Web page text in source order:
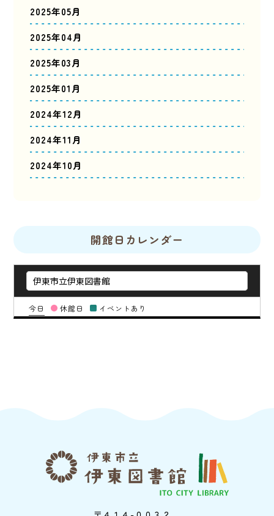
開館日カレンダー
今日 休館日 イベントあり
2025年05月
2025年04月
2025年03月
2025年01月
2024年12月
2024年11月
2024年10月